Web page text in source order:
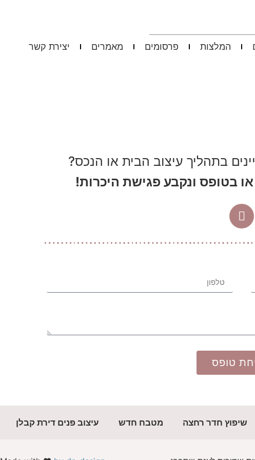
המלצות פרסומים מאמרים יצירת קשר
בתהליך עיצוב הבית או הנכס?
בטופס ונקבע פגישת היכרות!
טופס
שיפוץ חדר רחצה מטבח חדש עיצוב פנים דירת קבלן